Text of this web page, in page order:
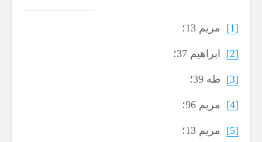
[1] مریم 13؛
[2] ابراهیم 37؛
[3] طه 39؛
[4] مریم 96؛
[5] مریم 13؛